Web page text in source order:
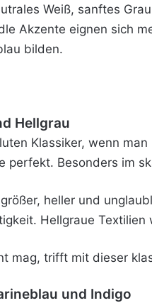
Weiß, sanftes
Akzente eignen sich
bilden.
Hellgrau
Klassiker, wenn
perfekt. Besonders im
heller und
Hellgraue
mag, trifft mit dieser
und Indigo